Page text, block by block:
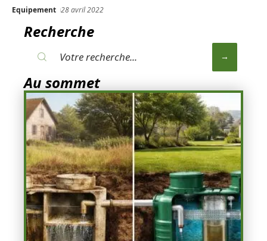
Equipement 28 avril 2022
Recherche
Au sommet